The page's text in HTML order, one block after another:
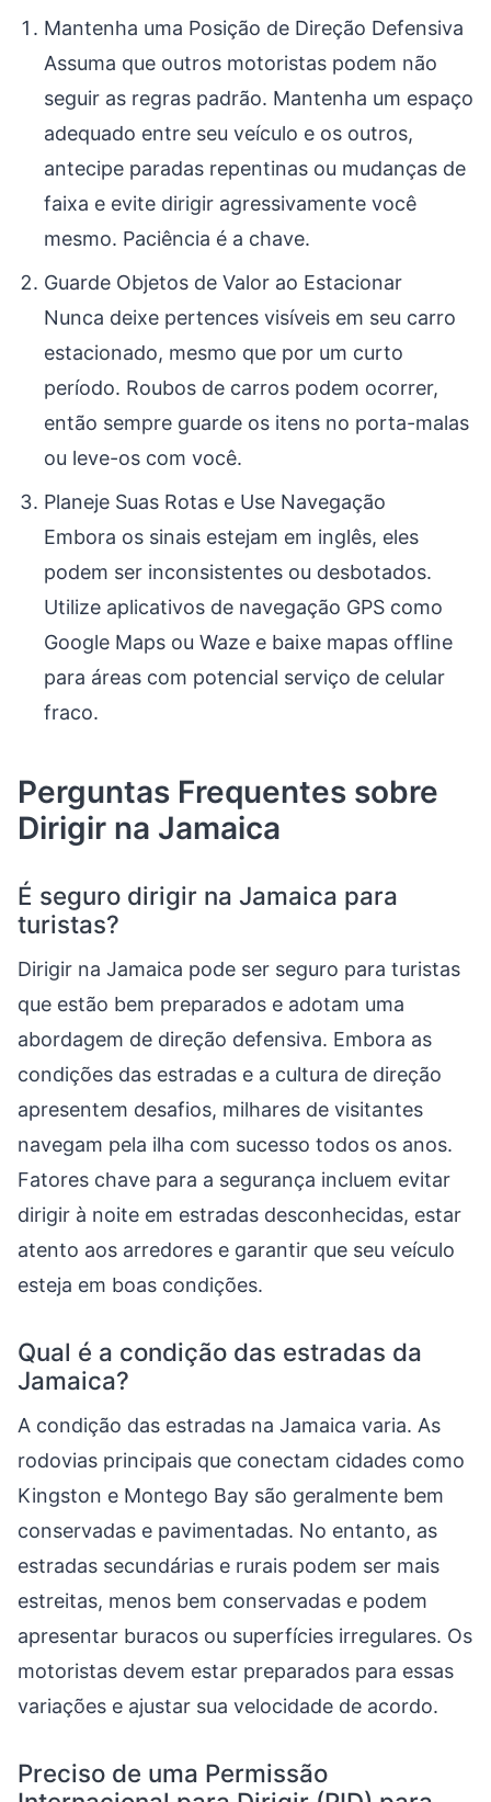
Mantenha uma Posição de Direção Defensiva
Assuma que outros motoristas podem não
seguir as regras padrão. Mantenha um espaço
adequado entre seu veículo e os outros,
antecipe paradas repentinas ou mudanças de
faixa e evite dirigir agressivamente você
mesmo. Paciência é a chave.
Guarde Objetos de Valor ao Estacionar
Nunca deixe pertences visíveis em seu carro
estacionado, mesmo que por um curto
período. Roubos de carros podem ocorrer,
então sempre guarde os itens no porta-malas
ou leve-os com você.
Planeje Suas Rotas e Use Navegação
Embora os sinais estejam em inglês, eles
podem ser inconsistentes ou desbotados.
Utilize aplicativos de navegação GPS como
Google Maps ou Waze e baixe mapas offline
para áreas com potencial serviço de celular
fraco.
Perguntas Frequentes sobre
Dirigir na Jamaica
É seguro dirigir na Jamaica para
turistas?
Dirigir na Jamaica pode ser seguro para turistas
que estão bem preparados e adotam uma
abordagem de direção defensiva. Embora as
condições das estradas e a cultura de direção
apresentem desafios, milhares de visitantes
navegam pela ilha com sucesso todos os anos.
Fatores chave para a segurança incluem evitar
dirigir à noite em estradas desconhecidas, estar
atento aos arredores e garantir que seu veículo
esteja em boas condições.
Qual é a condição das estradas da
Jamaica?
A condição das estradas na Jamaica varia. As
rodovias principais que conectam cidades como
Kingston e Montego Bay são geralmente bem
conservadas e pavimentadas. No entanto, as
estradas secundárias e rurais podem ser mais
estreitas, menos bem conservadas e podem
apresentar buracos ou superfícies irregulares. Os
motoristas devem estar preparados para essas
variações e ajustar sua velocidade de acordo.
Preciso de uma Permissão